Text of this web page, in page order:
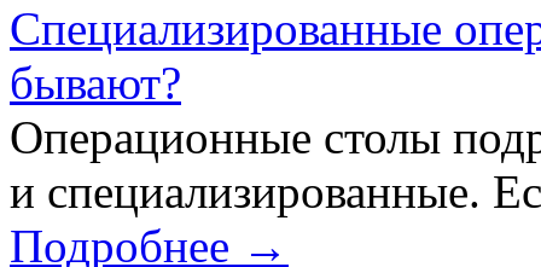
Специализированные
бывают?
Операционные столы
и специализированные.
Подробнее →